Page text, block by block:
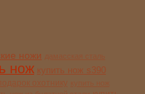
ножи
нож купить нож s390